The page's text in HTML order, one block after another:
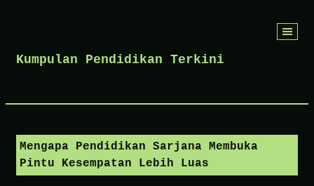
Kumpulan Pendidikan Terkini
Mengapa Pendidikan Sarjana Membuka
Pintu Kesempatan Lebih Luas